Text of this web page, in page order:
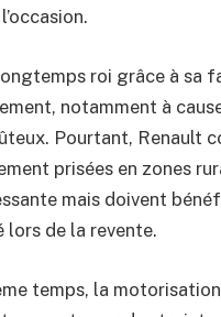
roi grâce à sa
notamment à
Pourtant, Renault
prisées en zones
mais doivent
de la revente.
temps, la